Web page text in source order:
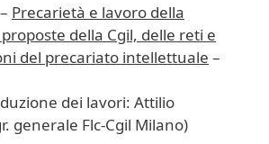
Precarietà e lavoro della
della Cgil, delle reti e
del precariato intellettuale –
dei lavori: Attilio
generale Flc-Cgil Milano)